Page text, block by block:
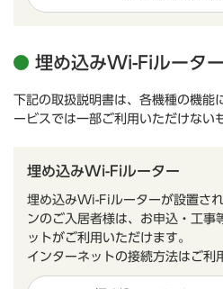
埋め込みWi-Fiルータ
下記の取扱説明書は、各機種の機能
ービスでは一部ご利用いただけない
埋め込みWi-Fiルーター
埋め込みWi-Fiルーターが設置さ
ンのご入居者様は、お申込・工事
ットがご利用いただけます。
インターネットの接続方法はご利